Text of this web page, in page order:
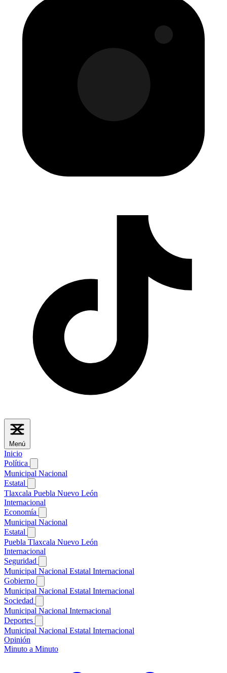
Menú
Inicio
Política
Municipal Nacional
Estatal
Tlaxcala Puebla Nuevo León
Internacional
Economía
Municipal Nacional
Estatal
Puebla Tlaxcala Nuevo León
Internacional
Seguridad
Municipal Nacional Estatal Internacional
Gobierno
Municipal Nacional Estatal Internacional
Sociedad
Municipal Nacional Internacional
Deportes
Municipal Nacional Estatal Internacional
Opinión
Minuto a Minuto